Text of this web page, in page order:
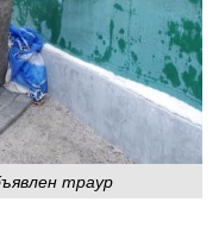
траур